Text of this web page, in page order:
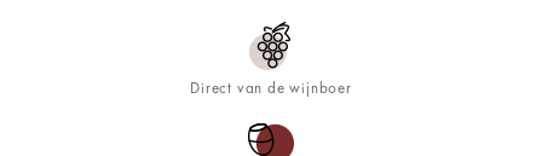
Direct van de wijnboer